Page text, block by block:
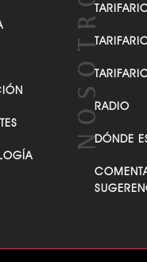
RADIO
DÓNDE